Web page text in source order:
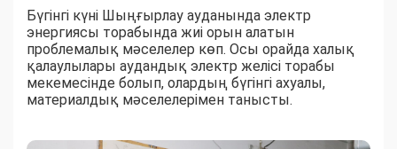
Бүгінгі күні Шыңғырлау ауданында электр
энергиясы торабында жиі орын алатын
проблемалық мәселелер көп. Осы орайда халық
қалаулылары аудандық электр желісі торабы
мекемесінде болып, олардың бүгінгі ахуалы,
материалдық мәселелерімен танысты.